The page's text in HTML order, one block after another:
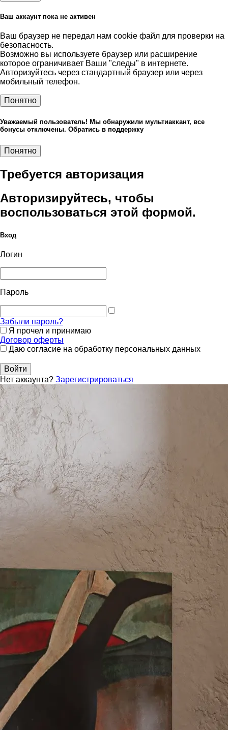
Ваш аккаунт пока не активен
Ваш браузер не передал нам cookie файл для проверки на
безопасность.
Возможно вы используете браузер или расширение
которое ограничивает Ваши "следы" в интернете.
Авторизуйтесь через стандартный браузер или через
мобильный телефон.
Понятно
Уважаемый пользователь! Мы обнаружили мультиаккант, все
бонусы отключены. Обратись в поддержку
Понятно
Требуется авторизация
Авторизируйтесь, чтобы
воспользоваться этой формой.
Вход
Логин
Пароль
Забыли пароль?
Я прочел и принимаю
Договор оферты
Даю согласие на обработку персональных данных
Войти
Нет аккаунта? Зарегистрироваться